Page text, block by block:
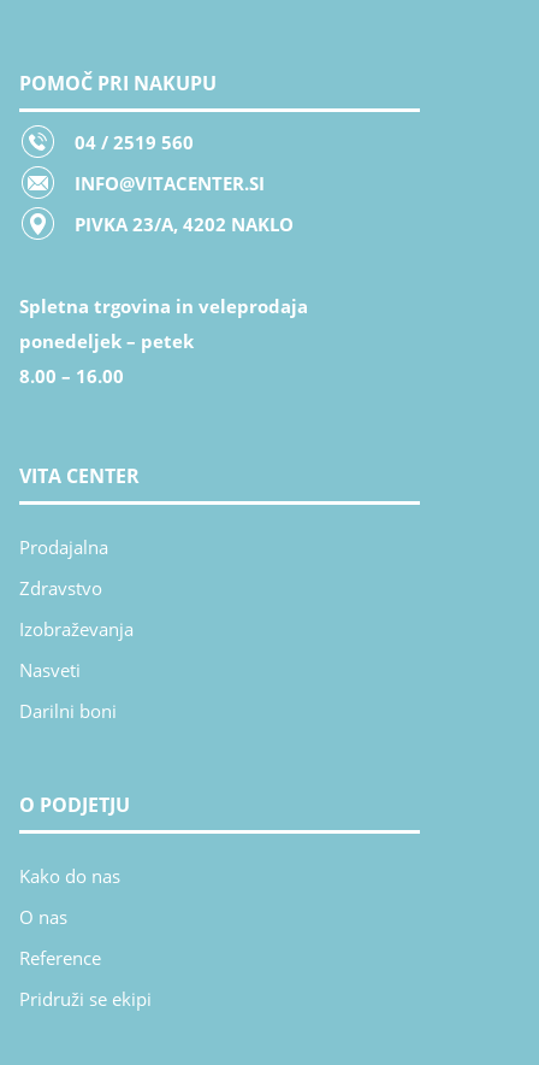
POMOČ PRI NAKUPU
04 / 2519 560
INFO@VITACENTER.SI
PIVKA 23/A, 4202 NAKLO
Spletna trgovina in veleprodaja
ponedeljek – petek
8.00 – 16.00
VITA CENTER
Prodajalna
Zdravstvo
Izobraževanja
Nasveti
Darilni boni
O PODJETJU
Kako do nas
O nas
Reference
Pridruži se ekipi